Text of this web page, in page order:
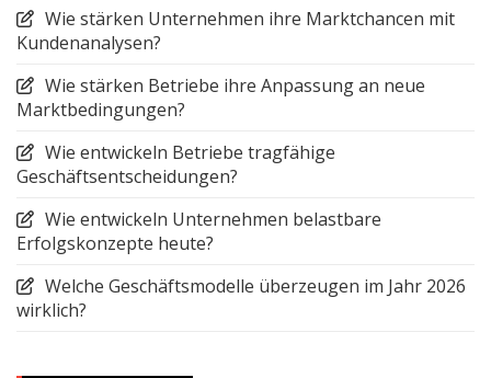
Wie stärken Unternehmen ihre Marktchancen mit
Kundenanalysen?
Wie stärken Betriebe ihre Anpassung an neue
Marktbedingungen?
Wie entwickeln Betriebe tragfähige
Geschäftsentscheidungen?
Wie entwickeln Unternehmen belastbare
Erfolgskonzepte heute?
Welche Geschäftsmodelle überzeugen im Jahr 2026
wirklich?